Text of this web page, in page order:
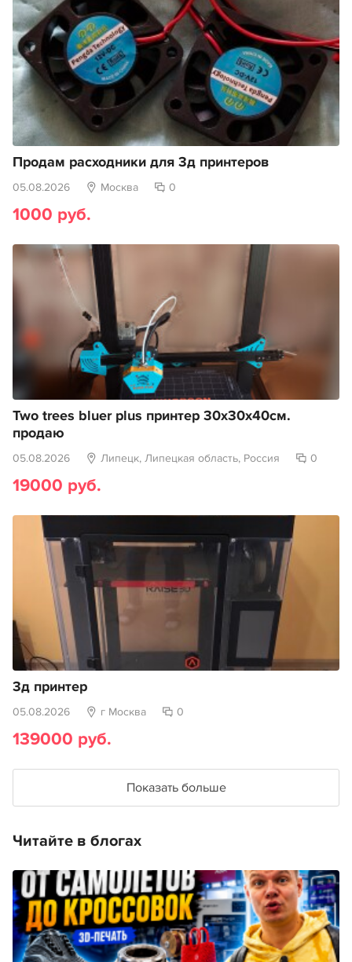
Продам расходники для 3д принтеров
05.08.2026 Москва 0
1000 руб.
Two trees bluer plus принтер 30х30х40см.
продаю
05.08.2026 Липецк, Липецкая область, Россия 0
19000 руб.
3д принтер
05.08.2026 г Москва 0
139000 руб.
Показать больше
Читайте в блогах